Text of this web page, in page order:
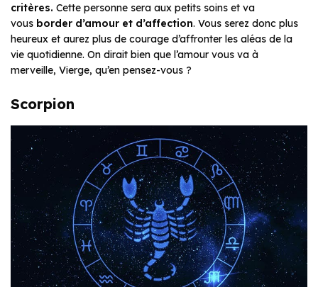
critères. Cette personne sera aux petits soins et va
vous border d’amour et d’affection. Vous serez donc plus
heureux et aurez plus de courage d’affronter les aléas de la
vie quotidienne. On dirait bien que l’amour vous va à
merveille, Vierge, qu’en pensez-vous ?
Scorpion